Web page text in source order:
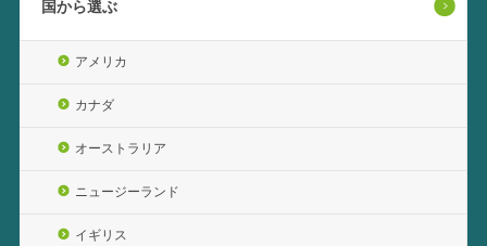
国から選ぶ
アメリカ
カナダ
オーストラリア
ニュージーランド
イギリス